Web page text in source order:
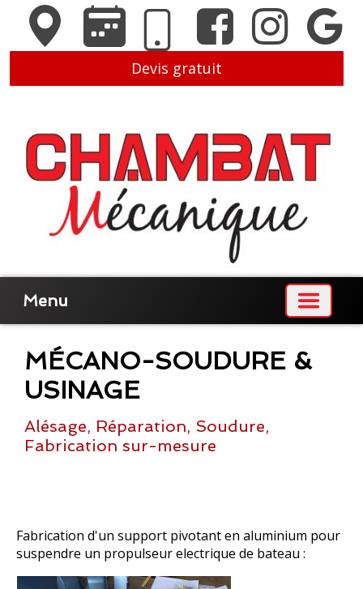
Devis gratuit
Menu
MÉCANO-SOUDURE &
USINAGE
Alésage, Réparation, Soudure,
Fabrication sur-mesure
Fabrication d'un support pivotant en aluminium pour
suspendre un propulseur electrique de bateau :